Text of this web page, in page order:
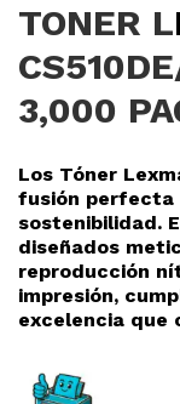
TONER L
3,000
Los Tóner
fusión perfecta
sostenibilidad.
diseñados
reproducción
impresión,
excelencia que